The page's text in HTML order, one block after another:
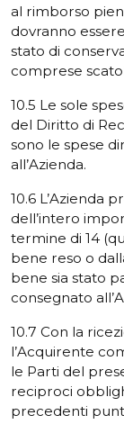
al rimborso
dovranno
stato di
comprese
10.5 Le sole
del Diritto di
sono le spese
all’Azienda.
10.6 L’Azienda
dell’intero
termine di 14
bene reso o
bene sia stato
consegnato
10.7 Con la
l’Acquirente
le Parti del
reciproci
precedenti